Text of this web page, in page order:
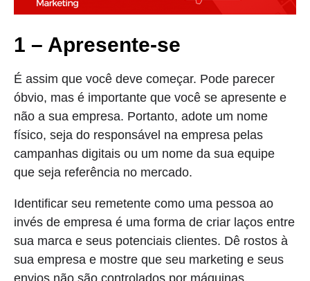
1 – Apresente-se
É assim que você deve começar. Pode parecer
óbvio, mas é importante que você se apresente e
não a sua empresa. Portanto, adote um nome
físico, seja do responsável na empresa pelas
campanhas digitais ou um nome da sua equipe
que seja referência no mercado.
Identificar seu remetente como uma pessoa ao
invés de empresa é uma forma de criar laços entre
sua marca e seus potenciais clientes. Dê rostos à
sua empresa e mostre que seu marketing e seus